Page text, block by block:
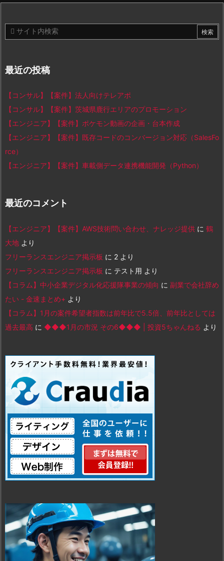
最近の投稿
【コンサル】【案件】法人向けテレアポ
【コンサル】【案件】茨城県鹿行エリアのプロモーション
【エンジニア】【案件】ポケモン動画の企画・台本作成
【エンジニア】【案件】既存コードのコンバージョン対応（SalesFo
rce）
【エンジニア】【案件】車載側データ連携機能開発（Python）
最近のコメント
【エンジニア】【案件】AWS技術問い合わせ、ナレッジ提供 に 鶴
大地 より
フリーランスエンジニア掲示板 に 2 より
フリーランスエンジニア掲示板 に テスト用 より
【コラム】中小企業デジタル化応援隊事業の傾向 に 副業で会社辞め
たい - 金速まとめ+ より
【コラム】1月の案件希望者指数は前年比で5.5倍、前年比としては
過去最高 に ◆◆◆1月の市況 その6◆◆◆ | 投資5ちゃんねる より